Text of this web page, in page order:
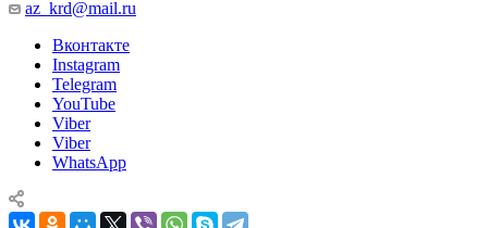
az_krd@mail.ru
Вконтакте
Instagram
Telegram
YouTube
Viber
Viber
WhatsApp